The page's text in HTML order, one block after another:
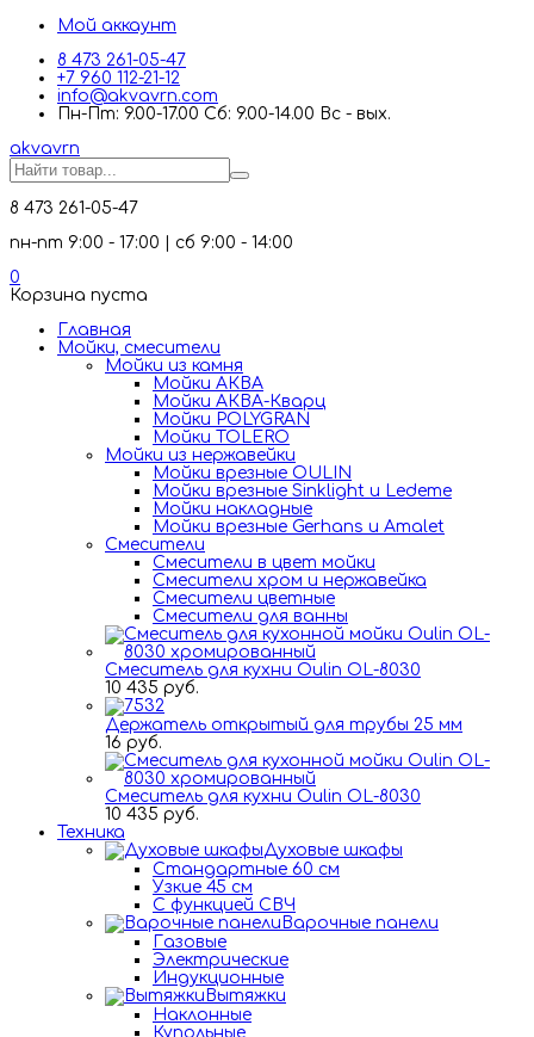
Мой аккаунт
8 473 261-05-47
+7 960 112-21-12
info@akvavrn.com
Пн-Пт: 9.00-17.00 Сб: 9.00-14.00 Вс - вых.
akvavrn
8 473 261-05-47
пн-пт 9:00 - 17:00 | сб 9:00 - 14:00
0
Корзина пуста
Главная
Мойки, смесители
Mойки из камня
Мойки АКВА
Мойки АКВА-Кварц
Мойки POLYGRAN
Мойки TOLERO
Мойки из нержавейки
Мойки врезные OULIN
Мойки врезные Sinklight и Ledeme
Мойки накладные
Мойки врезные Gerhans и Amalet
Смесители
Смесители в цвет мойки
Смесители хром и нержавейка
Смесители цветные
Смесители для ванны
Смеситель для кухни Oulin OL-8030
10 435 руб.
Держатель открытый для трубы 25 мм
16 руб.
Смеситель для кухни Oulin OL-8030
10 435 руб.
Техника
Духовые шкафы
Стандартные 60 см
Узкие 45 см
С функцией СВЧ
Варочные панели
Газовые
Электрические
Индукционные
Вытяжки
Наклонные
Купольные